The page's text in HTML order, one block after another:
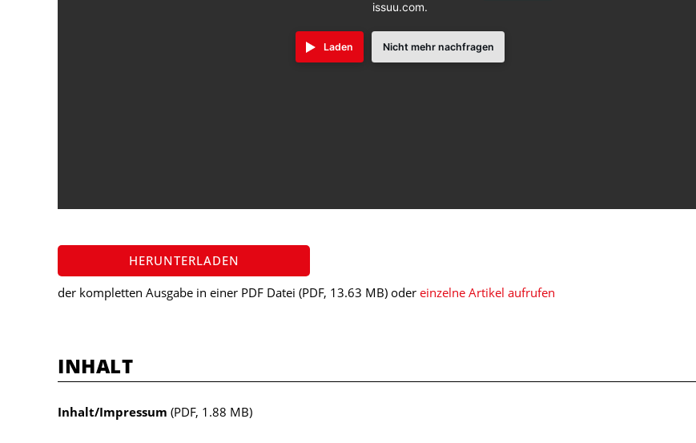
issuu.com.
Laden Nicht mehr nachfragen
HERUNTERLADEN
der kompletten Ausgabe in einer PDF Datei (PDF, 13.63 MB) oder einzelne Artikel aufrufen
INHALT
Inhalt/Impressum (PDF, 1.88 MB)